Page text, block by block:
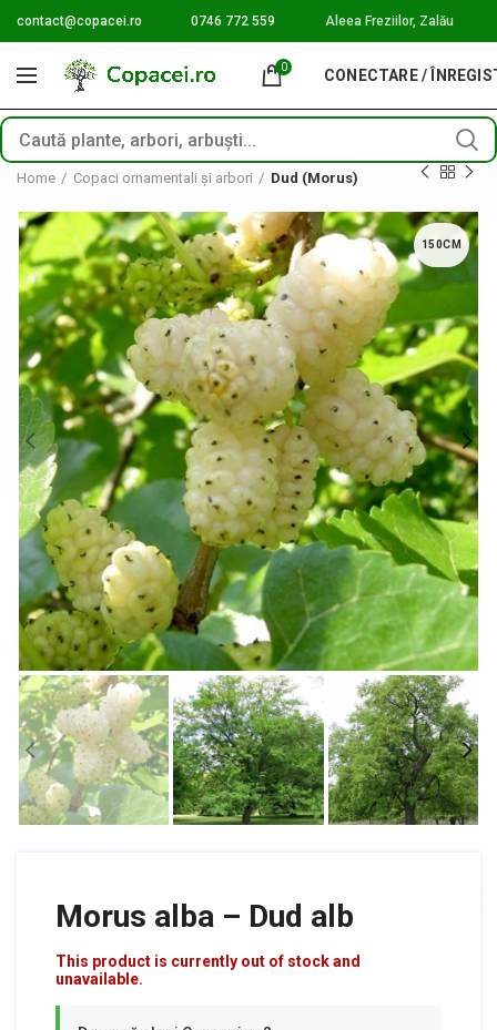
contact@copacei.ro 0746 772 559 Aleea Freziilor, Zalău
0 CONECTARE /
Home Copaci ornamentali și arbori Dud (Morus)
150CM
Morus alba – Dud alb
This product is currently out of stock and
unavailable.